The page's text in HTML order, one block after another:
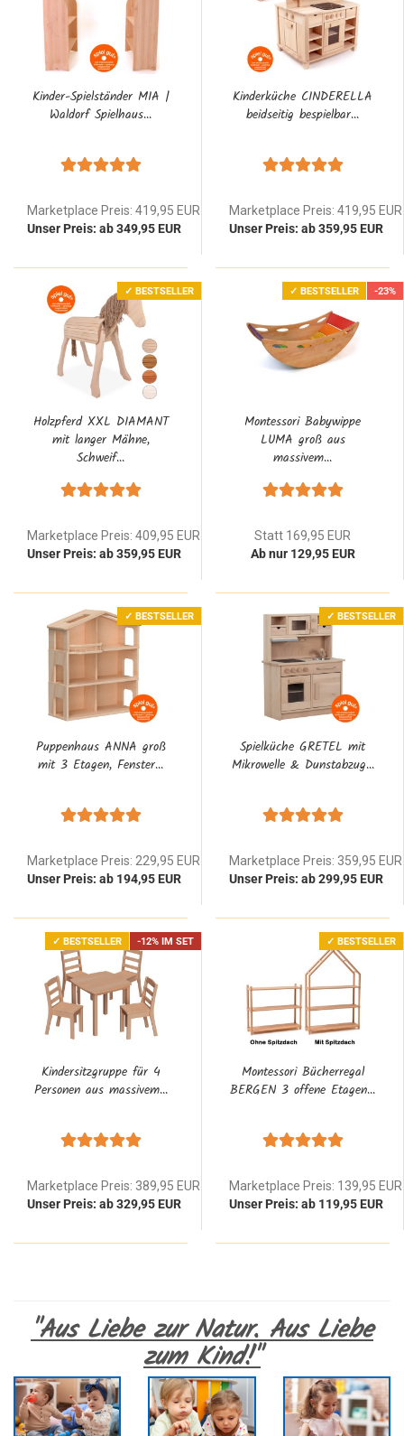
Kinder-Spielständer MIA |
Waldorf Spielhaus...
Marketplace Preis: 419,95 EUR
Unser Preis: ab 349,95 EUR
Kinderküche CINDERELLA
beidseitig bespielbar...
Marketplace Preis: 419,95 EUR
Unser Preis: ab 359,95 EUR
✓ BESTSELLER
Holzpferd XXL DIAMANT
mit langer Mähne,
Schweif...
Marketplace Preis: 409,95 EUR
Unser Preis: ab 359,95 EUR
✓ BESTSELLER -23%
Montessori Babywippe
LUMA groß aus
massivem...
Statt 169,95 EUR
Ab nur 129,95 EUR
✓ BESTSELLER
Puppenhaus ANNA groß
mit 3 Etagen, Fenster...
Marketplace Preis: 229,95 EUR
Unser Preis: ab 194,95 EUR
✓ BESTSELLER
Spielküche GRETEL mit
Mikrowelle & Dunstabzug...
Marketplace Preis: 359,95 EUR
Unser Preis: ab 299,95 EUR
✓ BESTSELLER -12% IM SET
Kindersitzgruppe für 4
Personen aus massivem...
Marketplace Preis: 389,95 EUR
Unser Preis: ab 329,95 EUR
✓ BESTSELLER
Montessori Bücherregal
BERGEN 3 offene Etagen...
Marketplace Preis: 139,95 EUR
Unser Preis: ab 119,95 EUR
"Aus Liebe zur Natur. Aus Liebe
zum Kind!"